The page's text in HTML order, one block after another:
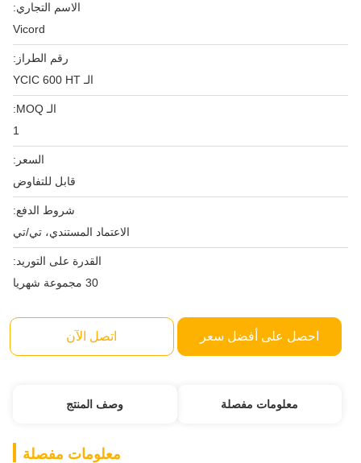
الاسم التجاري:
Vicord
رقم الطراز:
السعر:
قابل للتفاوض
شروط الدفع:
الاعتماد المستندي، تي/تي
القدرة على التوريد:
احصل على أفضل سعر اتصل الآن
معلومات مفصلة وصف المنتج
معلومات مفصلة